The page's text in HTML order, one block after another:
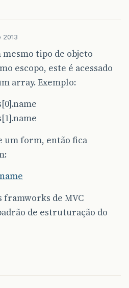
2013
mesmo tipo de objeto
escopo, este é acessado
array. Exemplo:
um form, então fica
de MVC
de estruturação do